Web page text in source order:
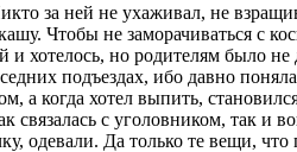
за ней не ухаживал, не
Чтобы не заморачиваться с
хотелось, но родителям было
подъездах, ибо давно
а когда хотел выпить,
связалась с уголовником, так
одевали. Да только те вещи,